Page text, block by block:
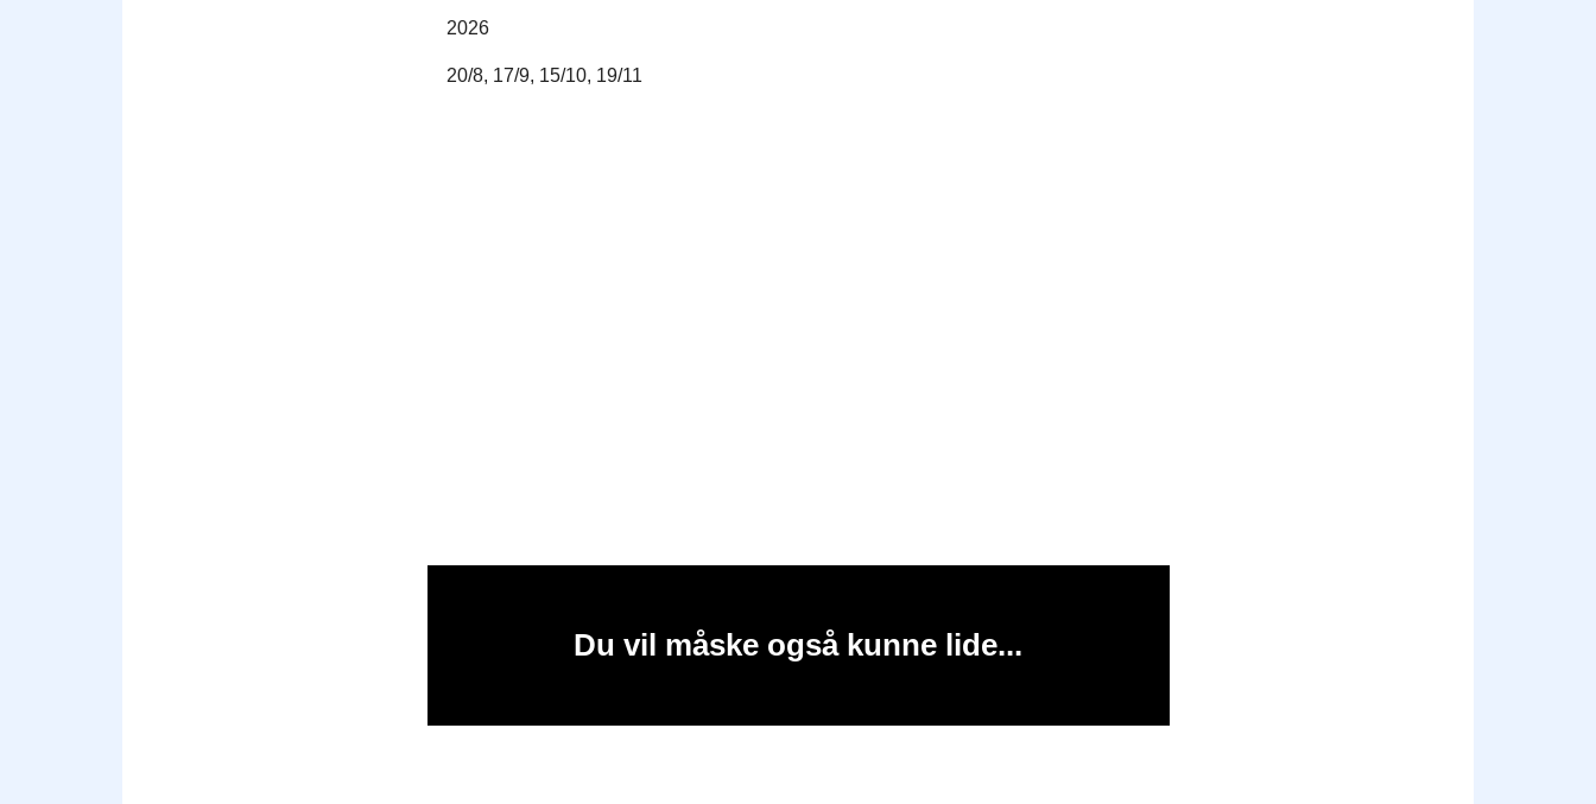
2026
20/8, 17/9, 15/10, 19/11
Du vil måske også kunne lide...